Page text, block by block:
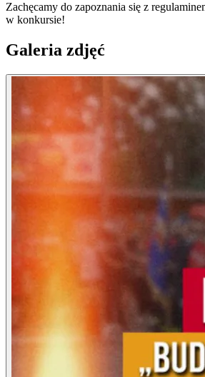
Zachęcamy do zapoznania się z
w konkursie!
Galeria zdjęć